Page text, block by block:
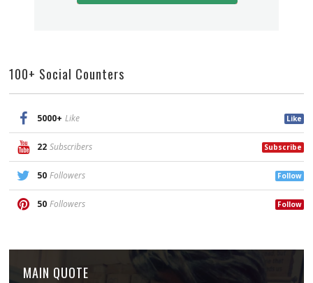
100+ Social Counters
5000+ Like Like
22 Subscribers Subscribe
50 Followers Follow
50 Followers Follow
MAIN QUOTE